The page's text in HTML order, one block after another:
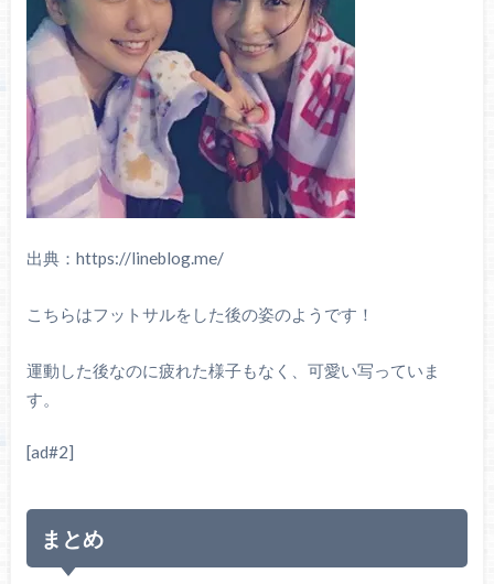
出典：https://lineblog.me/
こちらはフットサルをした後の姿のようです！
運動した後なのに疲れた様子もなく、可愛い写っていま
す。
[ad#2]
まとめ